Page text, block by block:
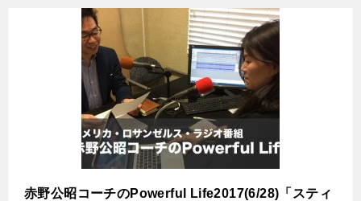
赤野公昭コーチのPowerful Life2017(6/28)「スティ